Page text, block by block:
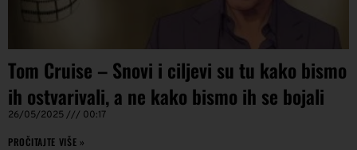
Tom Cruise – Snovi i ciljevi su tu kako bismo
ih ostvarivali, a ne kako bismo ih se bojali
26/05/2025 00:17
PROČITAJTE VIŠE »